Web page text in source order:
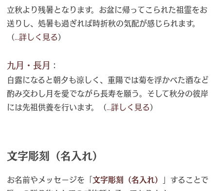
立秋より残暑となります。お盆に帰ってこられた祖霊をお
送りし、処暑も過ぎれば時折秋の気配が感じられます。
（...詳しく見る）
九月・長月
：
白露になると朝夕も涼しく、重陽では菊を浮かべた酒など
酌み交わし月を愛でながら長寿を願う。そして秋分の彼岸
には先祖供養を行います。（...詳しく見る）
文字彫刻（名入れ）
お名前やメッセージを「 文字彫刻（名入れ）
」することで